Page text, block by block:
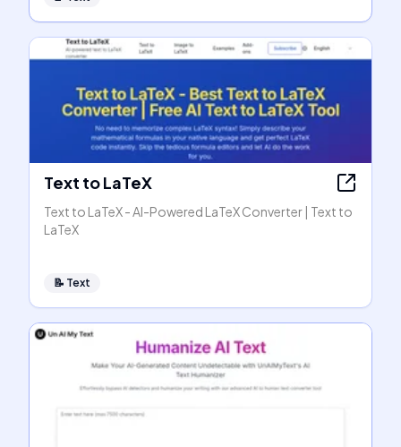
Text to LaTeX
Text to LaTeX - AI-Powered LaTeX Converter | Text to
LaTeX
📝 Text